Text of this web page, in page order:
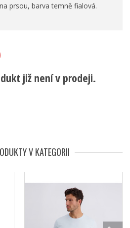
prsou, barva temně fialová.
již není v prodeji.
V KATEGORII